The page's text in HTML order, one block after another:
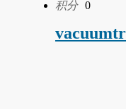
积分 0